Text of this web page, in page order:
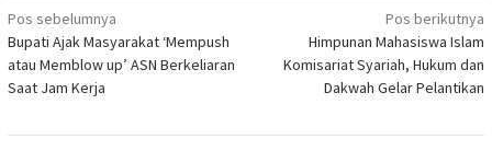
Navigasi
pos
Pos sebelumnya
Bupati Ajak Masyarakat ‘Mempush
atau Memblow up’ ASN Berkeliaran
Saat Jam Kerja
Pos berikutnya
Himpunan Mahasiswa Islam
Komisariat Syariah, Hukum dan
Dakwah Gelar Pelantikan